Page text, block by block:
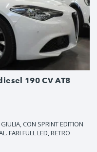
190 CV AT8
CON SPRINT EDITION
FARI FULL LED, RETRO